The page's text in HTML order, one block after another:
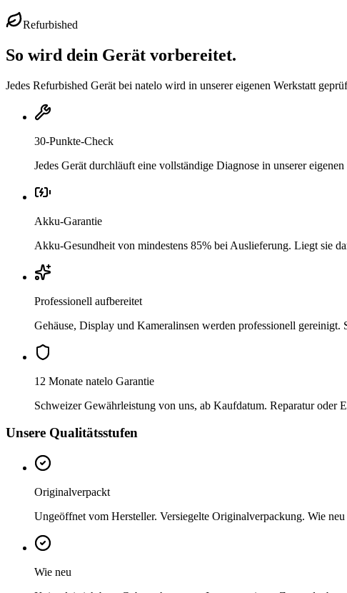
Refurbished
So wird dein Gerät vorbereitet.
Jedes Refurbished Gerät bei natelo wird in unserer eigenen Werkstatt
30-Punkte-Check
Jedes Gerät durchläuft eine vollständige Diagnose in unserer
Akku-Garantie
Akku-Gesundheit von mindestens 85% bei Auslieferung. Liegt sie
Professionell aufbereitet
Gehäuse, Display und Kameralinsen werden professionell
12 Monate natelo Garantie
Schweizer Gewährleistung von uns, ab Kaufdatum. Reparatur oder
Unsere Qualitätsstufen
Originalverpackt
Ungeöffnet vom Hersteller. Versiegelte Originalverpackung. Wie neu
Wie neu